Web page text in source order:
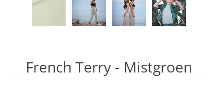
French Terry - Mistgroen